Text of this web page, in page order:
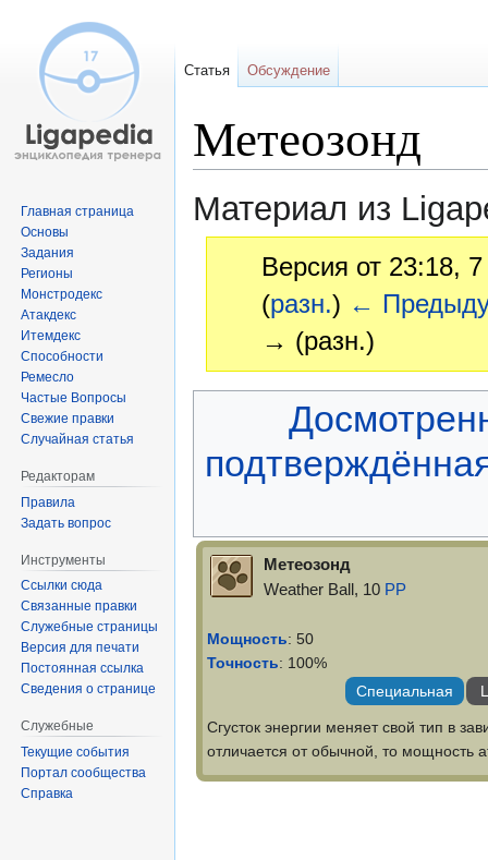
Метеозонд
Материал из
Версия от 23:18,
(разн.) ←
→ (разн.)
Метеозонд
Weather Ball, 10 PP
Мощность: 50
Точность: 100%
Специальная
Сгусток энергии меняет свой тип в
отличается от обычной, то мощность
Статья Обсуждение
Главная страница
Основы
Задания
Регионы
Монстродекс
Атакдекс
Итемдекс
Способности
Ремесло
Частые Вопросы
Свежие правки
Случайная статья
Редакторам
Правила
Задать вопрос
Инструменты
Ссылки сюда
Связанные правки
Служебные страницы
Версия для печати
Постоянная ссылка
Сведения о странице
Служебные
Текущие события
Портал сообщества
Справка